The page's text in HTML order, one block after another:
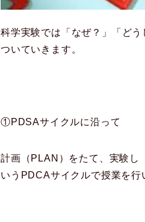
科学実験では「なぜ？」「ど
ついていきます。
①PDSAサイクルに沿って
計画（PLAN）をたて、実験し
いうPDCAサイクルで授業を行